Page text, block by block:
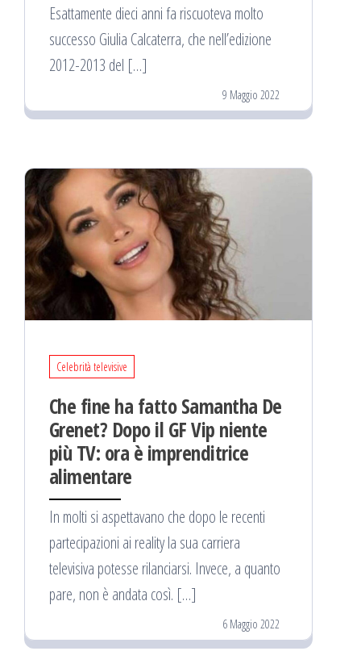
Esattamente dieci anni fa riscuoteva molto
successo Giulia Calcaterra, che nell’edizione
2012-2013 del […]
9 Maggio 2022
Celebrità televisive
Che fine ha fatto Samantha De
Grenet? Dopo il GF Vip niente
più TV: ora è imprenditrice
alimentare
In molti si aspettavano che dopo le recenti
partecipazioni ai reality la sua carriera
televisiva potesse rilanciarsi. Invece, a quanto
pare, non è andata così. […]
6 Maggio 2022